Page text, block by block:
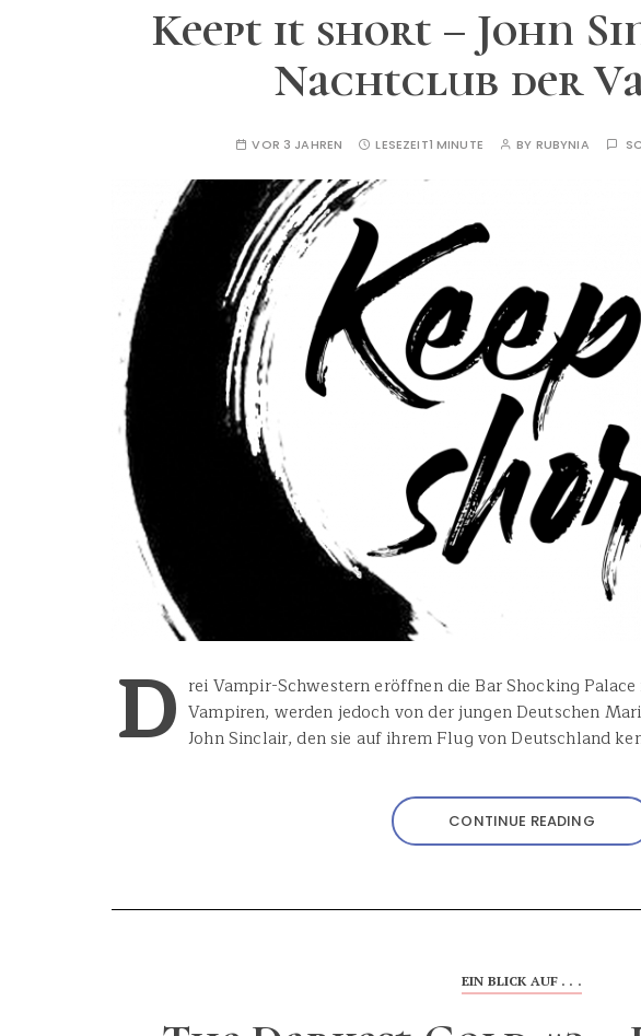
Keept it short – John
Nachtclub der
VOR 3 JAHREN LESEZEIT1 MINUTE BY RUBYNIA
D rei Vampir-Schwestern eröffnen die Bar Shocking
Vampiren, werden jedoch von der jungen Deutschen
John Sinclair, den sie auf ihrem Flug von Deutschland
CONTINUE READING
EIN BLICK AUF . . .